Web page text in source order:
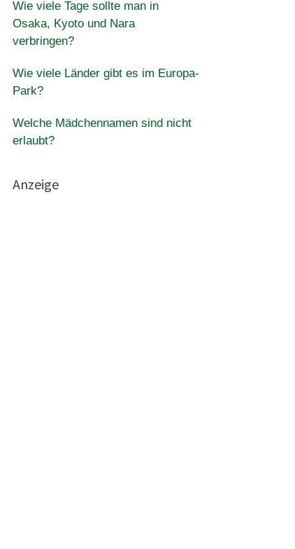
Wie viele Tage sollte man in
Osaka, Kyoto und Nara
verbringen?
Wie viele Länder gibt es im Europa-
Park?
Welche Mädchennamen sind nicht
erlaubt?
Anzeige